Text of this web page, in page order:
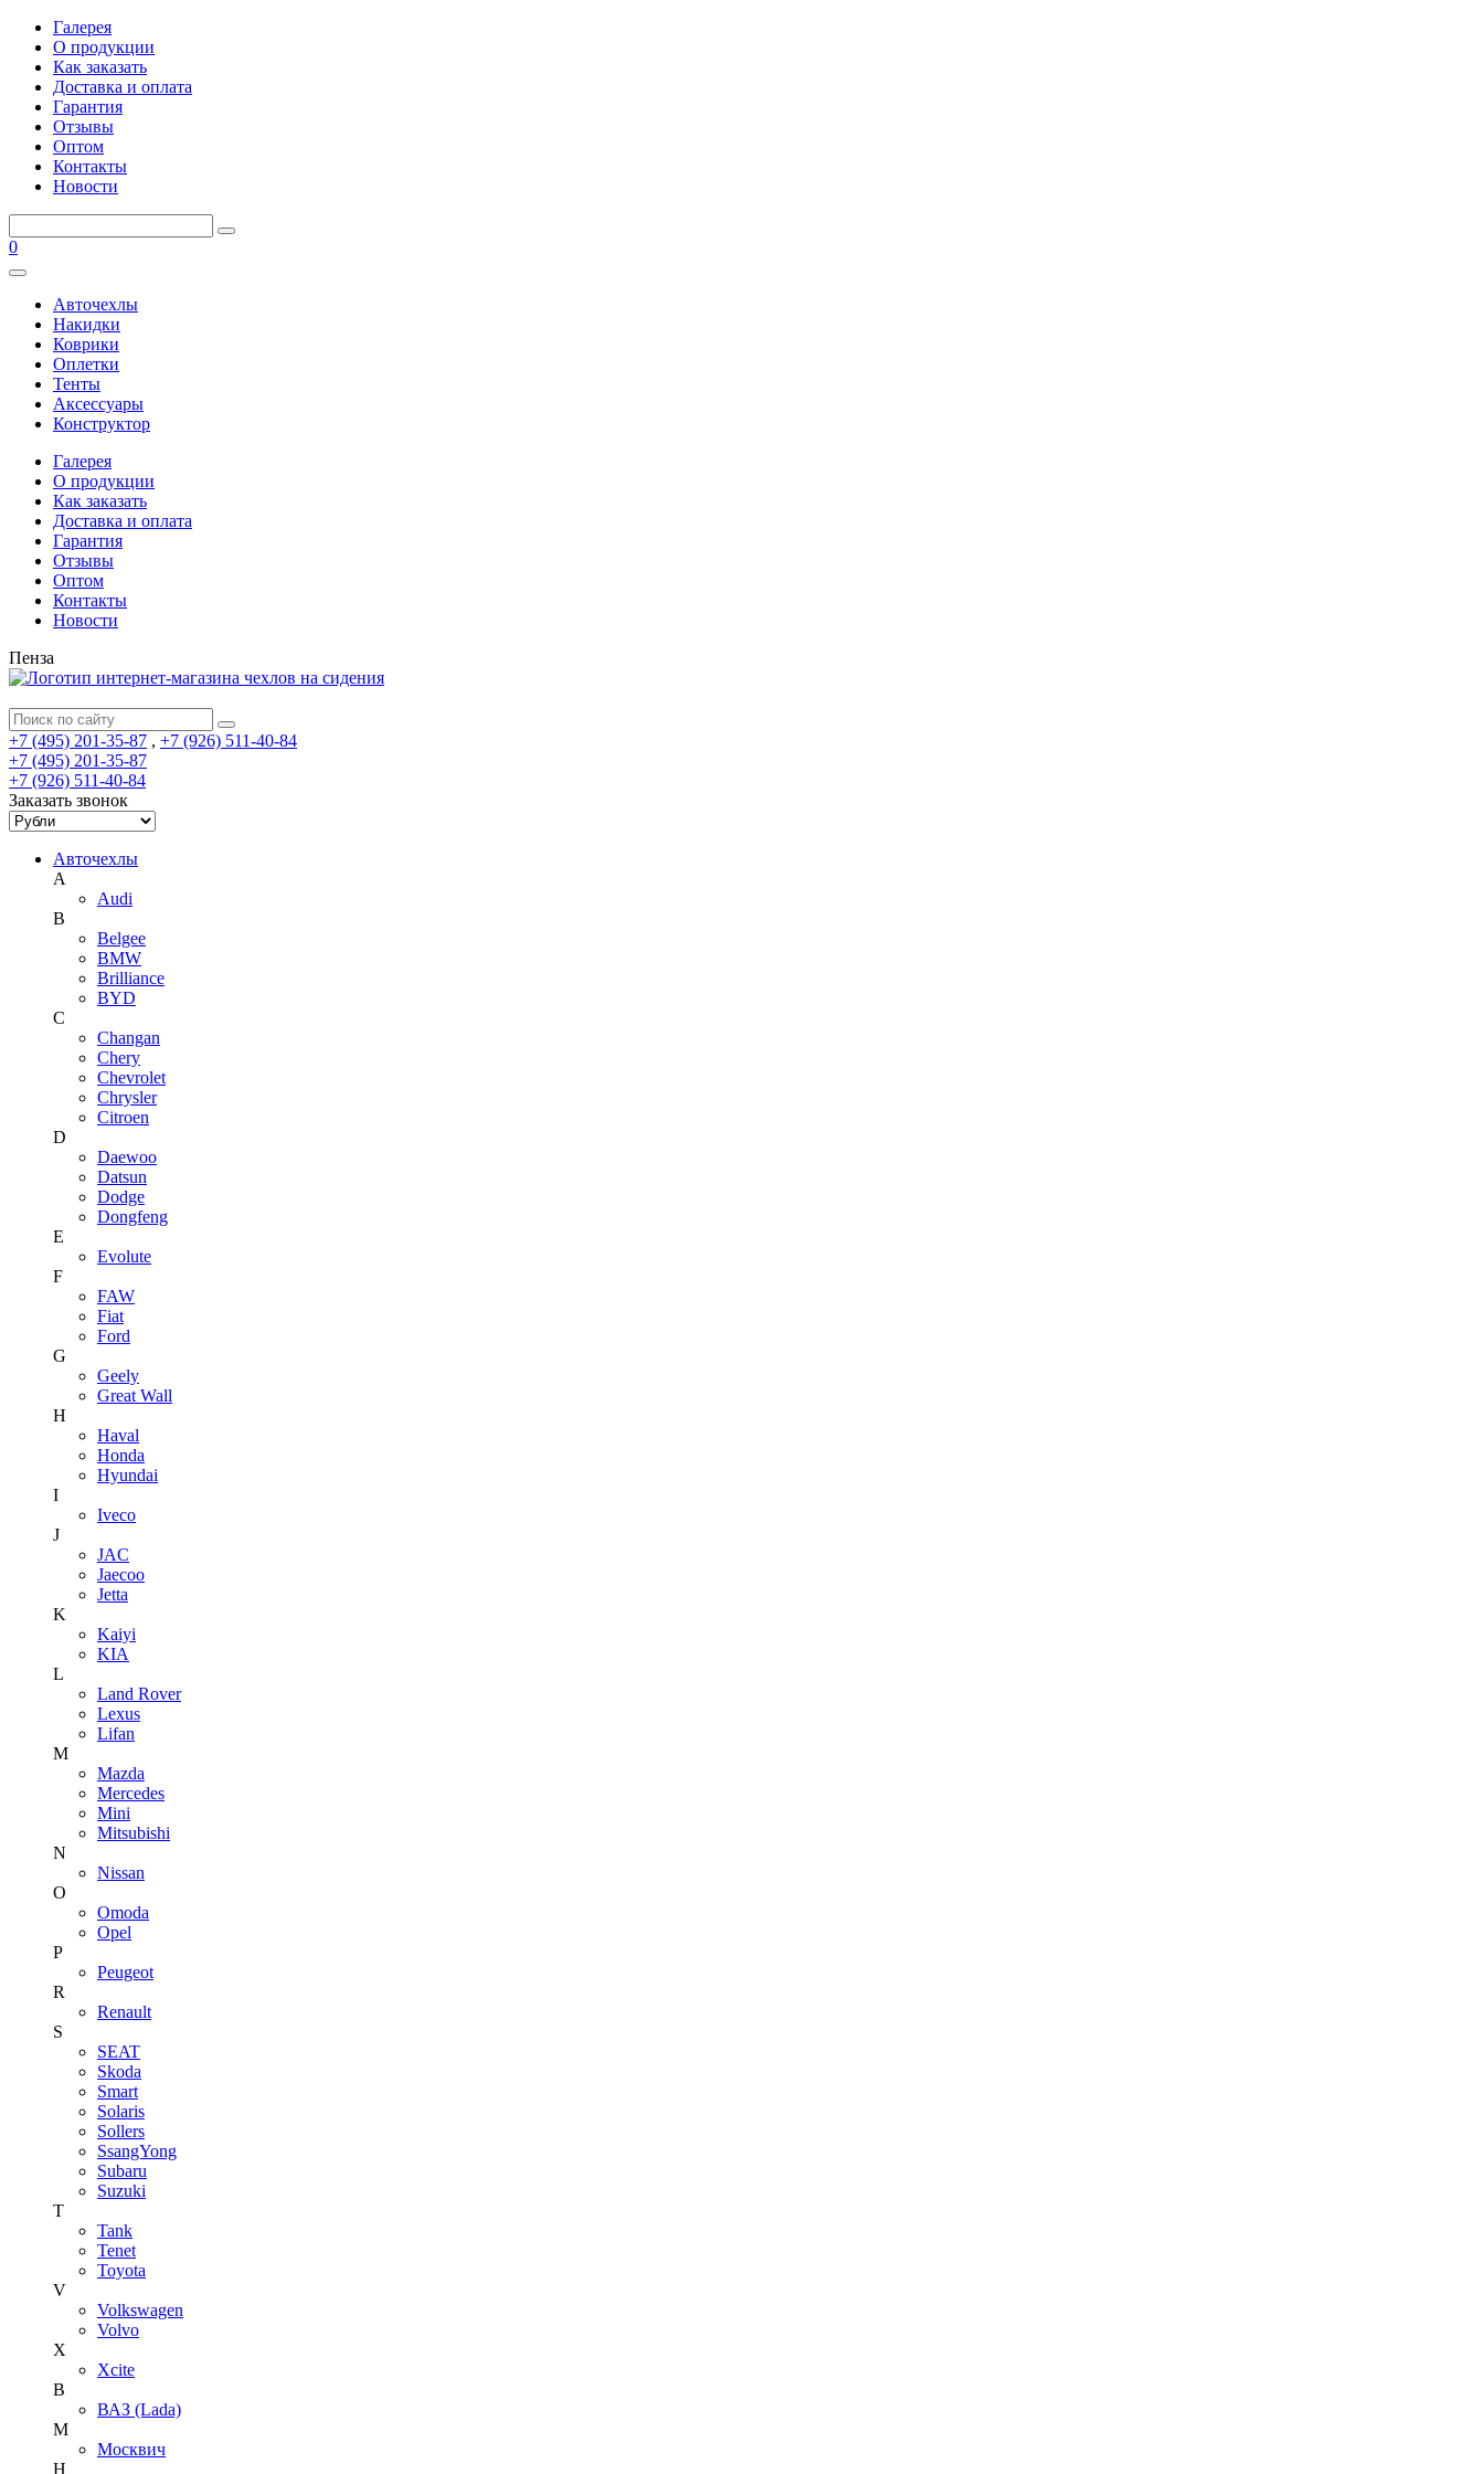
Галерея
О продукции
Как заказать
Доставка и оплата
Гарантия
Отзывы
Оптом
Контакты
Новости
0
Авточехлы
Накидки
Коврики
Оплетки
Тенты
Аксессуары
Конструктор
Галерея
О продукции
Как заказать
Доставка и оплата
Гарантия
Отзывы
Оптом
Контакты
Новости
Пенза
+7 (495) 201-35-87 , +7 (926) 511-40-84
+7 (495) 201-35-87
+7 (926) 511-40-84
Заказать звонок
Авточехлы
A
Audi
B
Belgee
BMW
Brilliance
BYD
C
Changan
Chery
Chevrolet
Chrysler
Citroen
D
Daewoo
Datsun
Dodge
Dongfeng
E
Evolute
F
FAW
Fiat
Ford
G
Geely
Great Wall
H
Haval
Honda
Hyundai
I
Iveco
J
JAC
Jaecoo
Jetta
K
Kaiyi
KIA
L
Land Rover
Lexus
Lifan
M
Mazda
Mercedes
Mini
Mitsubishi
N
Nissan
O
Omoda
Opel
P
Peugeot
R
Renault
S
SEAT
Skoda
Smart
Solaris
Sollers
SsangYong
Subaru
Suzuki
T
Tank
Tenet
Toyota
V
Volkswagen
Volvo
X
Xcite
В
ВАЗ (Lada)
М
Москвич
Н